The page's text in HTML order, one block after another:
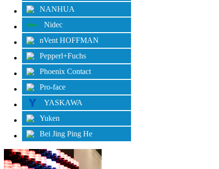
NANHUA
Nidec
nVent HOFFMAN
Pepperl+Fuchs
Phoenix Contact
Pro-face
YASKAWA
Yuken
Bei Jing Ping He